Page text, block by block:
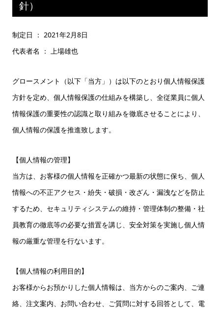
針）
制定日 ： 2021年2月8日
代表者名 ： 上場雄也
グロースメント（以下「当方」）は以下のとおり個人情報保護
方針を定め、個人情報保護の仕組みを構築し、全従業員に個人
情報保護の重要性の認識と取り組みを徹底させることにより、
個人情報の保護を推進致します。
【個人情報の管理】
当方は、お客様の個人情報を正確かつ最新の状態に保ち、個人
情報への不正アクセス・紛失・破損・改ざん・漏洩などを防止
するため、セキュリティシステムの維持・管理体制の整備・社
員教育の徹底等の必要な措置を講じ、安全対策を実施し個人情
報の厳重な管理を行ないます。
【個人情報の利用目的】
お客様からお預かりした個人情報は、当方からのご案内、ご連
絡、注文案内、お問い合わせ、ご質問に対する回答として、電